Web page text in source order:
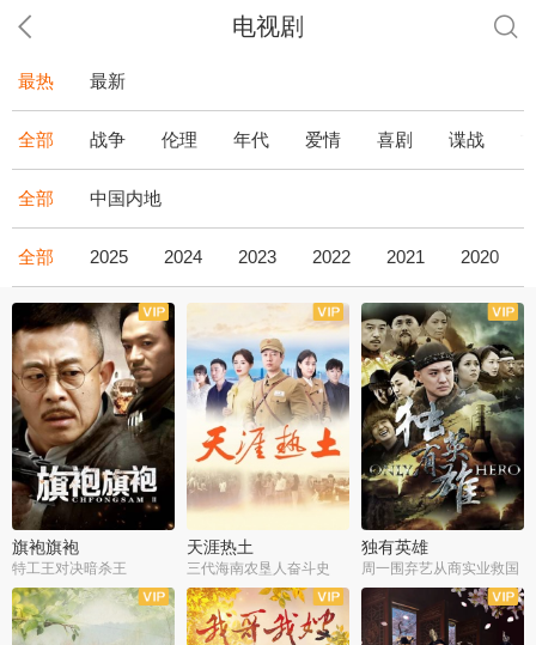
电视剧
最热 最新
全部 战争 伦理 年代 爱情 喜剧 谍战
全部 中国内地
全部 2025 2024 2023 2022 2021 2020
全43集
旗袍旗袍
特工王对决暗杀王
全36集
天涯热土
三代海南农垦人奋斗史
全34集
独有英雄
周一围弃艺从商实业救国
全34集
全50集 全51集